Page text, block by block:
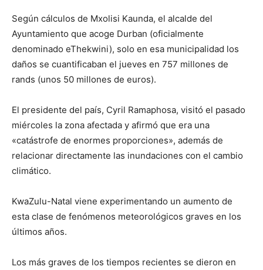
Según cálculos de Mxolisi Kaunda, el alcalde del
Ayuntamiento que acoge Durban (oficialmente
denominado eThekwini), solo en esa municipalidad los
daños se cuantificaban el jueves en 757 millones de
rands (unos 50 millones de euros).
El presidente del país, Cyril Ramaphosa, visitó el pasado
miércoles la zona afectada y afirmó que era una
«catástrofe de enormes proporciones», además de
relacionar directamente las inundaciones con el cambio
climático.
KwaZulu-Natal viene experimentando un aumento de
esta clase de fenómenos meteorológicos graves en los
últimos años.
Los más graves de los tiempos recientes se dieron en